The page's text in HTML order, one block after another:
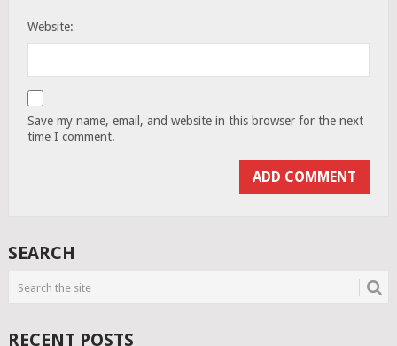
Website:
Save my name, email, and website in this browser for the next
time I comment.
SEARCH
RECENT POSTS